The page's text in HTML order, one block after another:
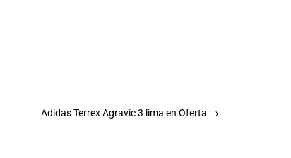
Adidas Terrex Agravic 3 lima en Oferta →